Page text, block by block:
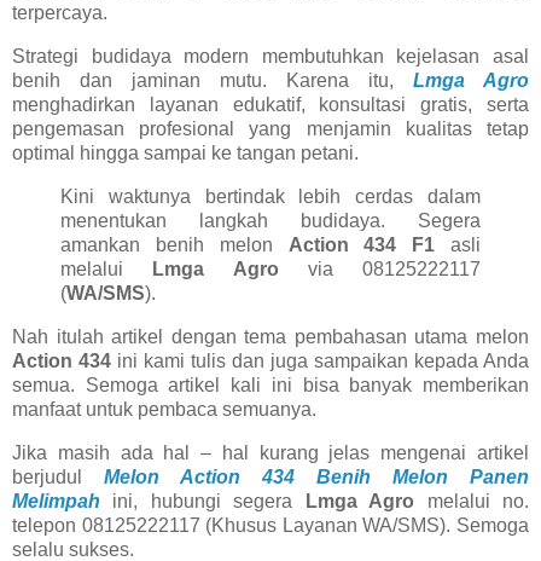
terpercaya.
Strategi budidaya modern membutuhkan kejelasan asal
benih dan jaminan mutu. Karena itu, Lmga Agro
menghadirkan layanan edukatif, konsultasi gratis, serta
pengemasan profesional yang menjamin kualitas tetap
optimal hingga sampai ke tangan petani.
Kini waktunya bertindak lebih cerdas dalam
menentukan langkah budidaya. Segera
amankan benih melon Action 434 F1 asli
melalui
Lmga Agro via 08125222117
(WA/SMS).
Nah itulah artikel dengan tema pembahasan utama melon
Action 434 ini kami tulis dan juga sampaikan kepada Anda
semua. Semoga artikel kali ini bisa banyak memberikan
manfaat untuk pembaca semuanya.
Jika masih ada hal – hal kurang jelas mengenai artikel
berjudul Melon Action 434 Benih Melon Panen
Melimpah
ini, hubungi segera Lmga Agro melalui no.
telepon 08125222117 (Khusus Layanan WA/SMS). Semoga
selalu sukses.